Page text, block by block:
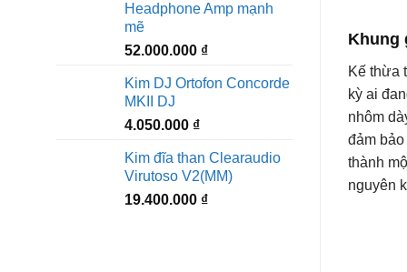
Headphone Amp mạnh
mẽ
52.000.000 ₫
Kim DJ Ortofon Concorde
MKII DJ
4.050.000 ₫
Kim đĩa than Clearaudio
Virutoso V2(MM)
19.400.000 ₫
Khung
Kế thừa
kỳ ai
nhôm
đảm
thành
nguyên